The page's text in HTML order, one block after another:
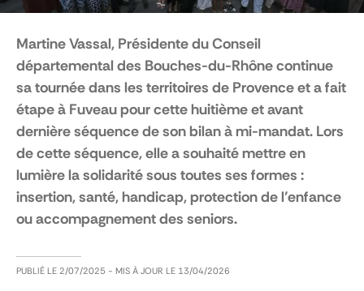
Martine Vassal, Présidente du Conseil
départemental des Bouches-du-Rhône continue
sa tournée dans les territoires de Provence et a fait
étape à Fuveau pour cette huitième et avant
dernière séquence de son bilan à mi-mandat. Lors
de cette séquence, elle a souhaité mettre en
lumière la solidarité sous toutes ses formes :
insertion, santé, handicap, protection de l’enfance
ou accompagnement des seniors.
PUBLIÉ LE 2/07/2025 - MIS À JOUR LE 13/04/2026